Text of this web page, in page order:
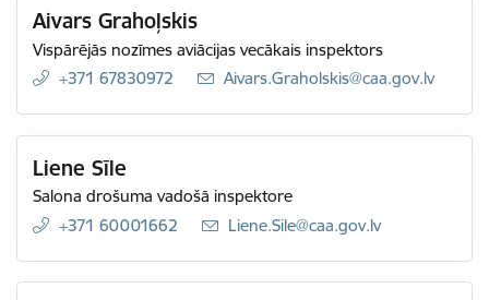
Aivars Grahoļskis
Vispārējās nozīmes aviācijas vecākais inspektors
+371 67830972
E-pasts:
Aivars.Graholskis@caa.gov.lv
Liene Sīle
Salona drošuma vadošā inspektore
+371 60001662
E-pasts:
Liene.Sile@caa.gov.lv